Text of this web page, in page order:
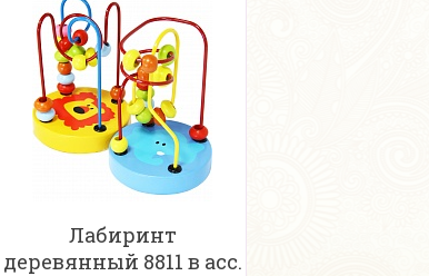
Лабиринт
деревянный 8811 в асс.